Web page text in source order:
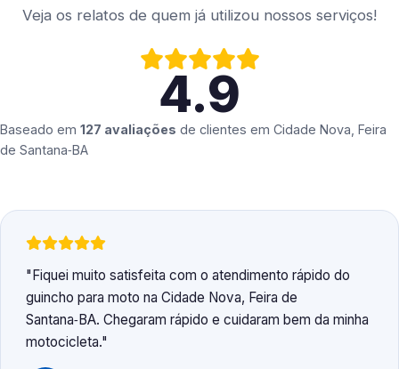
Veja os relatos de quem já utilizou nossos serviços!
4.9
Baseado em 127 avaliações de clientes em Cidade Nova, Feira
de Santana‑BA
Fiquei muito satisfeita com o atendimento rápido do
guincho para moto na Cidade Nova, Feira de
Santana‑BA. Chegaram rápido e cuidaram bem da minha
motocicleta.